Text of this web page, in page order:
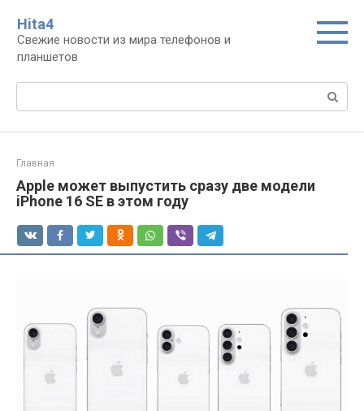
контенту
Нita4
Свежие новости из мира телефонов и
планшетов
Поиск:
Главная
Apple может выпустить сразу две модели
iPhone 16 SE в этом году